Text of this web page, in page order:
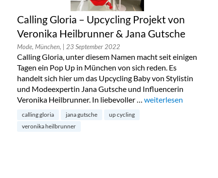
Calling Gloria – Upcycling Projekt von
Veronika Heilbrunner & Jana Gutsche
Mode, München, | 23 September 2022
Calling Gloria, unter diesem Namen macht seit einigen
Tagen ein Pop Up in München von sich reden. Es
handelt sich hier um das Upcycling Baby von Stylistin
und Modeexpertin Jana Gutsche und Influencerin
Veronika Heilbrunner. In liebevoller … „Calling Gloria –
weiterlesen
calling gloria jana gutsche
up cycling
veronika heilbrunner